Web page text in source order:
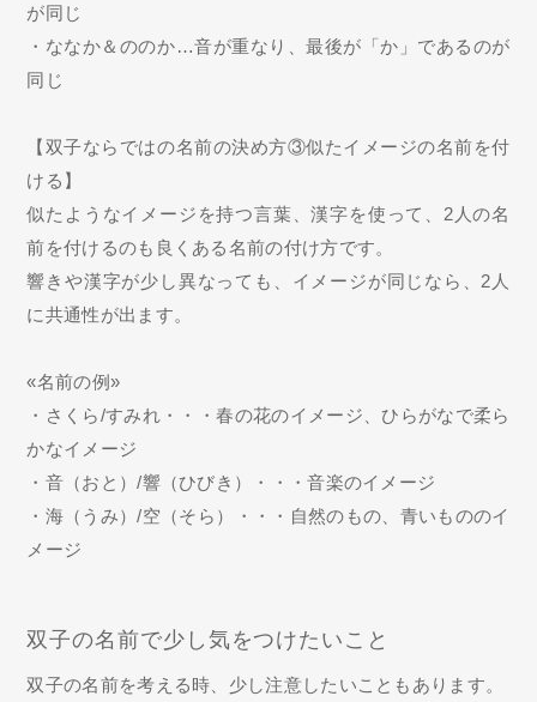
が同じ
・ななか＆ののか…音が重なり、最後が「か」であるのが
同じ
【双子ならではの名前の決め方③似たイメージの名前を付
ける】
似たようなイメージを持つ言葉、漢字を使って、2人の名
前を付けるのも良くある名前の付け方です。
響きや漢字が少し異なっても、イメージが同じなら、2人
に共通性が出ます。
«名前の例»
・さくら/すみれ・・・春の花のイメージ、ひらがなで柔ら
かなイメージ
・音（おと）/響（ひびき）・・・音楽のイメージ
・海（うみ）/空（そら）・・・自然のもの、青いもののイ
メージ
双子の名前で少し気をつけたいこと
双子の名前を考える時、少し注意したいこともあります。